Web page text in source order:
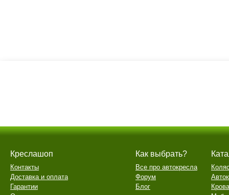
Креслашоп
Контакты
Доставка и оплата
Гарантии
Как выбрать?
Все про автокресла
Форум
Блог